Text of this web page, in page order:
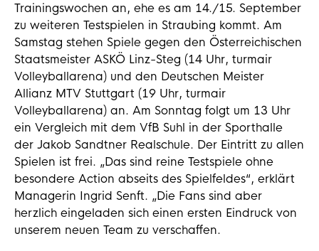
Trainingswochen an, ehe es am 14./15. September
zu weiteren Testspielen in Straubing kommt. Am
Samstag stehen Spiele gegen den Österreichischen
Staatsmeister ASKÖ Linz-Steg (14 Uhr, turmair
Volleyballarena) und den Deutschen Meister
Allianz MTV Stuttgart (19 Uhr, turmair
Volleyballarena) an. Am Sonntag folgt um 13 Uhr
ein Vergleich mit dem VfB Suhl in der Sporthalle
der Jakob Sandtner Realschule. Der Eintritt zu allen
Spielen ist frei. „Das sind reine Testspiele ohne
besondere Action abseits des Spielfeldes“, erklärt
Managerin Ingrid Senft. „Die Fans sind aber
herzlich eingeladen sich einen ersten Eindruck von
unserem neuen Team zu verschaffen.